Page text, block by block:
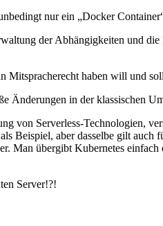
nur ein „Docker
der Abhängigkeiten und
Mitspracherecht haben will und
Änderungen in der klassischen
von Serverless-Technologien,
Beispiel, aber dasselbe gilt
Man übergibt Kubernetes
Server!?!